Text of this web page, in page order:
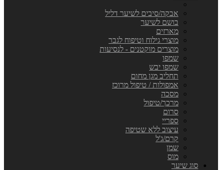
אבקה/סיבים לשיער דליל
בושם לשיער
מארזים
מוצרי גילוח וטיפוח לגבר
מוצרים מוקטנים - לנסיעות
שמפו
שמפו יבש
תחליב מגן מחום
אמפולות / טיפול מרוכז
מסכה
מרכך/טיפול
סרום
ספריי
עיצוב ללא שטיפה
קרם/ג'ל
שמן
מוס
סוג שיער